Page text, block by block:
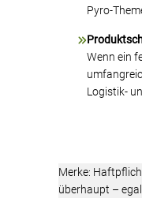
Pyro-
Wenn ein
Logistik-
Merke:
überhaupt –